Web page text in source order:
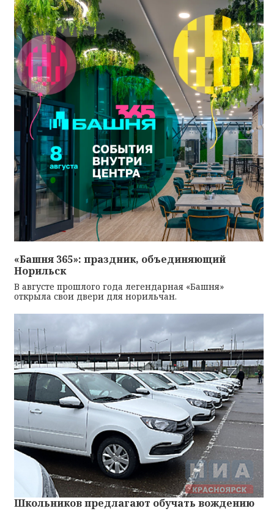
«Башня 365»: праздник, объединяющий
Норильск
В августе прошлого года легендарная «Башня»
открыла свои двери для норильчан.
Школьников предлагают обучать вождению